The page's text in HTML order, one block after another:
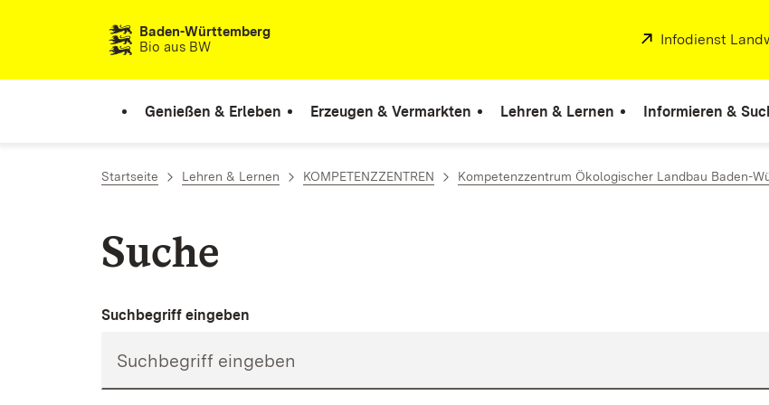
Zum Inhalt springenBaden-Württemberg
Bio aus BW
Extern:
Infodienst
Genießen & Erleben Erzeugen & Vermarkten Lehren & Lernen Informieren &
Startseite Lehren & Lernen KOMPETENZZENTREN Kompetenzzentrum Ökologischer Landbau Baden-
Suche
Suchbegriff eingeben